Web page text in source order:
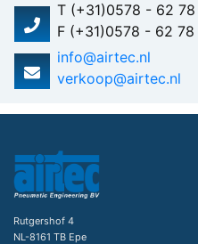
T (+31)0578 - 62
F (+31)0578 - 62 78
info@airtec.nl
verkoop@airtec.nl
Rutgershof 4
NL-8161 TB Epe